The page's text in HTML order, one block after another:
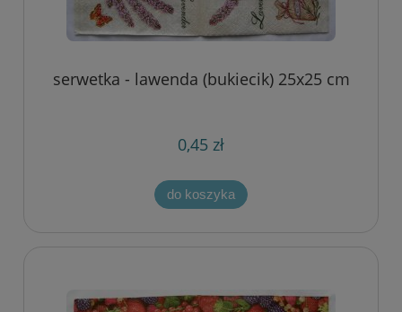
serwetka - lawenda (bukiecik) 25x25 cm
0,45 zł
do koszyka